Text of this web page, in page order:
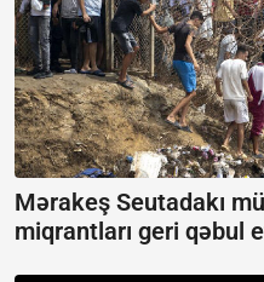
Mərakeş Seutadakı
miqrantları geri qəbul